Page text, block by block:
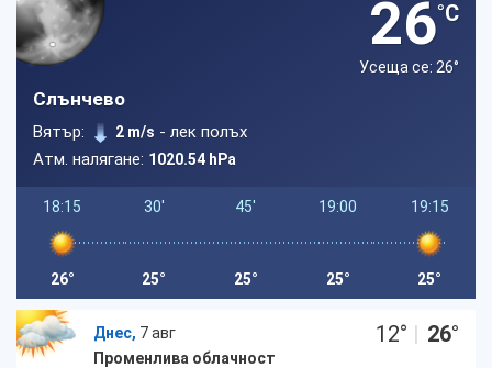
26°C
Усеща се: 26°
Слънчево
Вятър: 2 m/s - лек полъх
Атм. налягане: 1020.54 hPa
18:15
26°
30'
25°
45'
25°
19:00
25°
19:15
25°
Днес, 7 авг
Променлива облачност
12° | 26°